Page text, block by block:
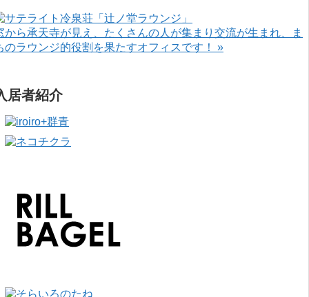
から承天寺が見え、たくさんの人が集まり交流が生まれ、ま
のラウンジ的役割を果たすオフィスです！ »
居者紹介